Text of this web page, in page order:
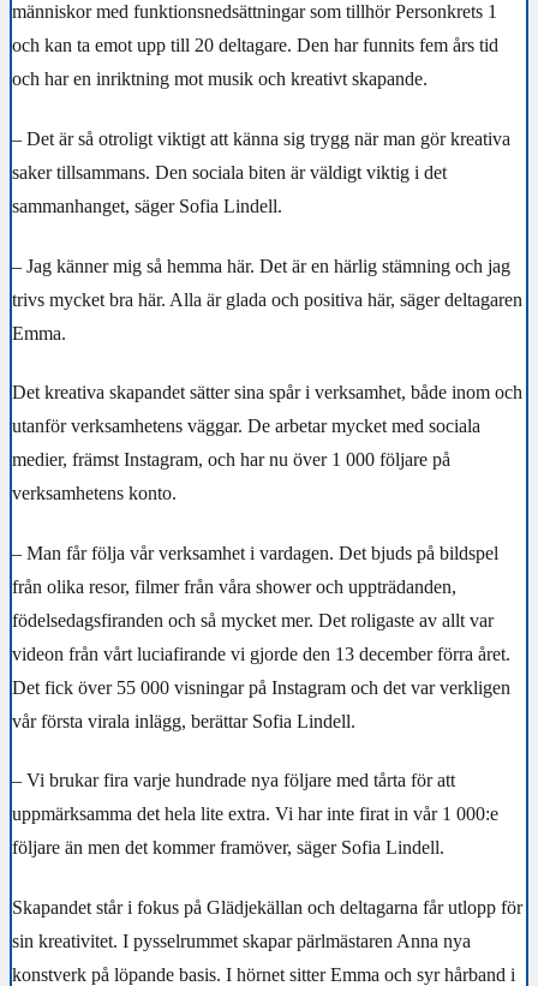
människor med funktionsnedsättningar som tillhör Personkrets 1
och kan ta emot upp till 20 deltagare. Den har funnits fem års tid
och har en inriktning mot musik och kreativt skapande.
– Det är så otroligt viktigt att känna sig trygg när man gör kreativa
saker tillsammans. Den sociala biten är väldigt viktig i det
sammanhanget, säger Sofia Lindell.
– Jag känner mig så hemma här. Det är en härlig stämning och jag
trivs mycket bra här. Alla är glada och positiva här, säger deltagaren
Emma.
Det kreativa skapandet sätter sina spår i verksamhet, både inom och
utanför verksamhetens väggar. De arbetar mycket med sociala
medier, främst Instagram, och har nu över 1 000 följare på
verksamhetens konto.
– Man får följa vår verksamhet i vardagen. Det bjuds på bildspel
från olika resor, filmer från våra shower och uppträdanden,
födelsedagsfiranden och så mycket mer. Det roligaste av allt var
videon från vårt luciafirande vi gjorde den 13 december förra året.
Det fick över 55 000 visningar på Instagram och det var verkligen
vår första virala inlägg, berättar Sofia Lindell.
– Vi brukar fira varje hundrade nya följare med tårta för att
uppmärksamma det hela lite extra. Vi har inte firat in vår 1 000:e
följare än men det kommer framöver, säger Sofia Lindell.
Skapandet står i fokus på Glädjekällan och deltagarna får utlopp för
sin kreativitet. I pysselrummet skapar pärlmästaren Anna nya
konstverk på löpande basis. I hörnet sitter Emma och syr hårband i